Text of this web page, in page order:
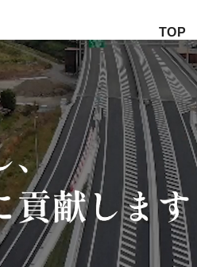
TOP